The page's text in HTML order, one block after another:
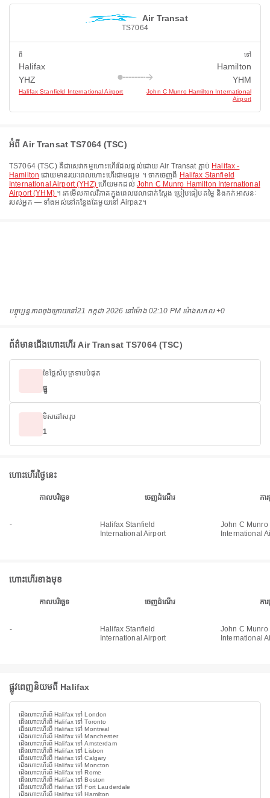
Air Transat
TS7064
ពី
Halifax
YHZ
Halifax Stanfield International Airport
ទៅ
Hamilton
YHM
John C Munro Hamilton International
Airport
អំពី Air Transat TS7064 (TSC)
TS7064(TSC) គឺជាសេវាកម្មហោះហើរដែលផ្តល់ដោយAir Transatភ្ជាប់ Halifax -
Hamilton ដោយមានរយៈពេលហោះហើរជាមធ្យម ។ ចាកចេញពី Halifax Stanfield
International Airport (YHZ) ហើយមកដល់ John C Munro Hamilton International
Airport (YHM) ។ រកមើលកាលវិភាគក្នុងពេលវេលាជាក់ស្តែង ប្រៀបធៀបតម្លៃ និងកក់អាសនៈ
របស់អ្នក — ទាំងអស់នៅកន្លែងតែមួយនៅ Airpaz។
បច្ចុប្បន្នភាពចុងក្រោយនៅ21 កក្កដា 2026 នៅ​ម៉ោង 02:10 PM ម៉ោង​សកល +0
ព័ត៌មានជើងហោះហើរ Air Transat TS7064 (TSC)
ខែថ្លៃសំបុត្រទាបបំផុត
ធ្នូ
ទិសដៅសរុប
1
ហោះហើរថ្ងៃនេះ
កាលបរិច្ឆេទ ចេញដំណើរ កា
-
Halifax Stanfield
International Airport
John C
International
ហោះហើរខាងមុខ
កាលបរិច្ឆេទ ចេញដំណើរ កា
-
Halifax Stanfield
International Airport
John C
International
ផ្លូវពេញនិយមពី Halifax
ជើងហោះហើរពី Halifax ទៅ London
ជើងហោះហើរពី Halifax ទៅ Toronto
ជើងហោះហើរពី Halifax ទៅ Montreal
ជើងហោះហើរពី Halifax ទៅ Manchester
ជើងហោះហើរពី Halifax ទៅ Amsterdam
ជើងហោះហើរពី Halifax ទៅ Lisbon
ជើងហោះហើរពី Halifax ទៅ Calgary
ជើងហោះហើរពី Halifax ទៅ Moncton
ជើងហោះហើរពី Halifax ទៅ Rome
ជើងហោះហើរពី Halifax ទៅ Boston
ជើងហោះហើរពី Halifax ទៅ Fort Lauderdale
ជើងហោះហើរពី Halifax ទៅ Hamilton